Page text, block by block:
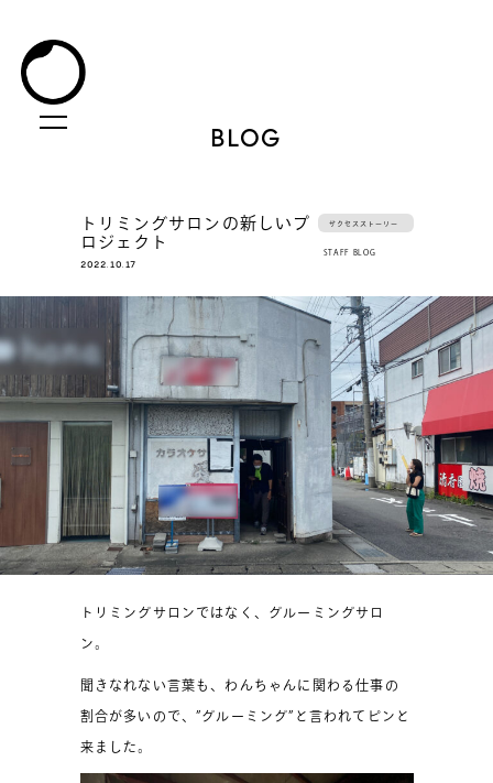
BLOG
トリミングサロンの新しいプ
ロジェクト
2022.10.17
サクセスストーリー
STAFF BLOG
トリミングサロンではなく、グルーミングサロ
ン。
聞きなれない言葉も、わんちゃんに関わる仕事の
割合が多いので、”グルーミング”と言われてピンと
来ました。